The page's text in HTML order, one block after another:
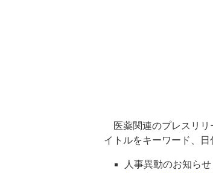
医薬関連のプレスリリ
イトルをキーワード、
人事異動のお知らせ